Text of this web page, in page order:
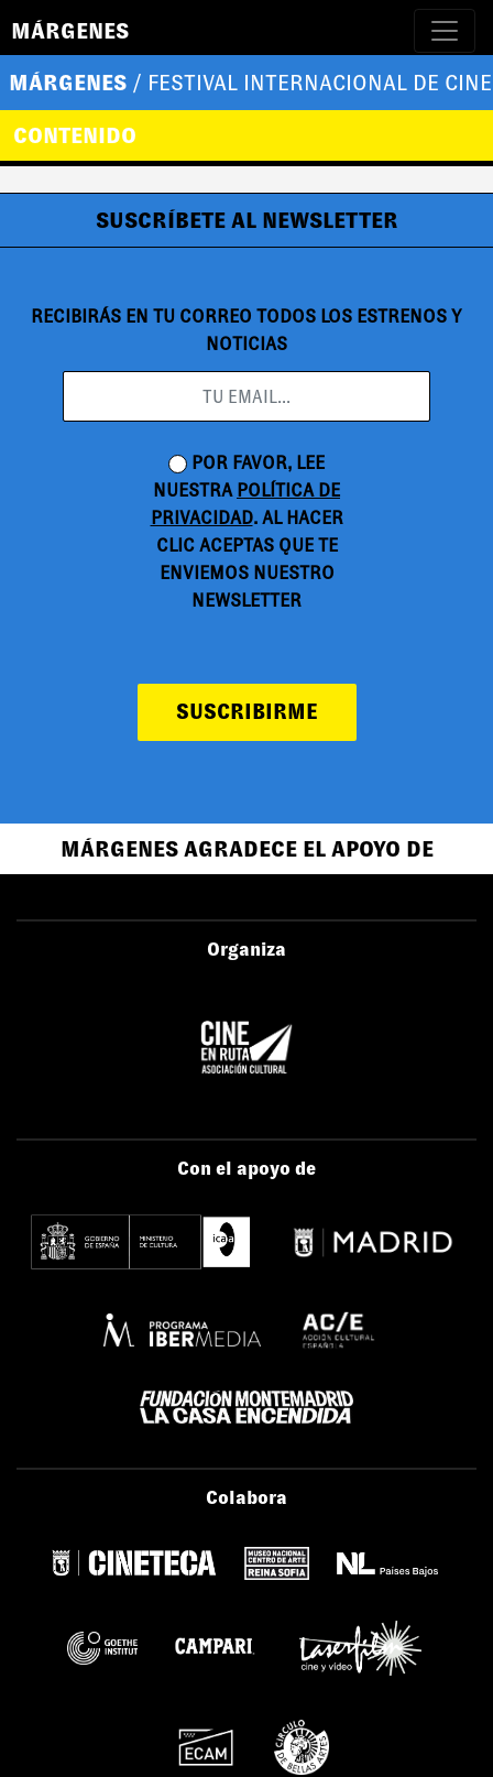
MÁRGENES
MÁRGENES / FESTIVAL INTERNACIONAL DE
CONTENIDO
SUSCRÍBETE AL NEWSLETTER
RECIBIRÁS EN TU CORREO TODOS LOS ESTRENOS Y
NOTICIAS
POR FAVOR, LEE
NUESTRA POLÍTICA DE
PRIVACIDAD. AL HACER
CLIC ACEPTAS QUE TE
ENVIEMOS NUESTRO
NEWSLETTER
SUSCRIBIRME
MÁRGENES AGRADECE EL APOYO DE
Organiza
Con el apoyo de
Colabora